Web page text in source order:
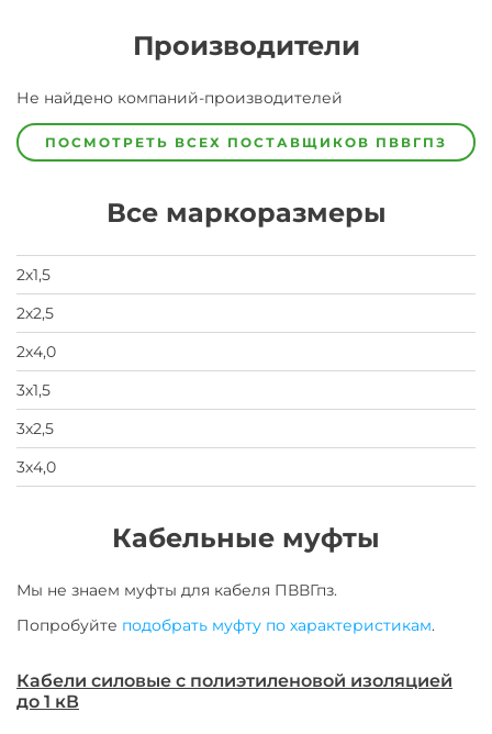
Производители
ЗаводЗавод-
предпочел
скрыть
завод
Не найдено компаний-производителей
ПОСМОТРЕТЬ ВСЕХ ПОСТАВЩИКОВ ПВВГПЗ
Все маркоразмеры
2х1,5
2х2,5
2х4,0
3х1,5
3х2,5
3х4,0
Кабельные муфты
Мы не знаем муфты для кабеля ПВВГпз.
Попробуйте подобрать муфту по характеристикам.
Кабели силовые с полиэтиленовой изоляцией
до 1 кВ